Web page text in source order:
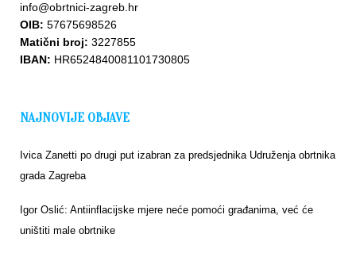
info@obrtnici-zagreb.hr
OIB: 57675698526
Matični broj: 3227855
IBAN: HR6524840081101730805
NAJNOVIJE OBJAVE
Ivica Zanetti po drugi put izabran za predsjednika Udruženja obrtnika
grada Zagreba
Igor Oslić: Antiinflacijske mjere neće pomoći građanima, već će
uništiti male obrtnike